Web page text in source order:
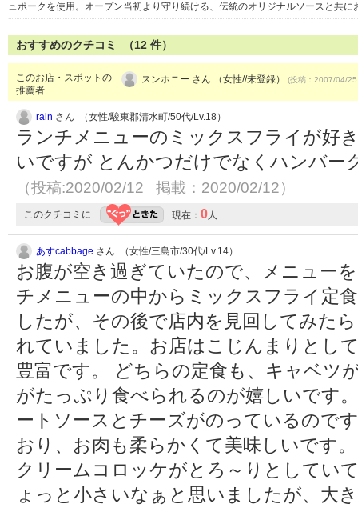
ュポークを使用。オープン当初より守り続ける、伝統のオリジナルソースと共に
おすすめのクチコミ （12 件）
このお店・スポットの
推薦者
スンホニー さん （女性//未登録） (投稿：2007/04/
rain さん （女性/駿東郡清水町/50代/Lv.18）
ランチメニューのミックスフライが好
いですが とんかつだけでなくハンバー
（投稿:2020/02/12 掲載：2020/02/12）
このクチコミに 現在： 0人
あすcabbage さん （女性/三島市/30代/Lv.14）
お腹が空き過ぎていたので、メニュー
チメニューの中からミックスフライ定
したが、その後で店内を見回してみた
れていました。お店はこじんまりとし
豊富です。 どちらの定食も、キャベツ
がたっぷり食べられるのが嬉しいです
ートソースとチーズがのっているので
おり、お肉も柔らかくて美味しいです
クリームコロッケがとろ～りとしてい
ょっと小さいなぁと思いましたが、大